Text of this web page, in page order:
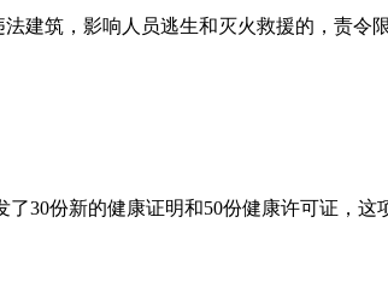
建筑，影响人员逃生和灭火救援的，责令
30份新的健康证明和50份健康许可证，